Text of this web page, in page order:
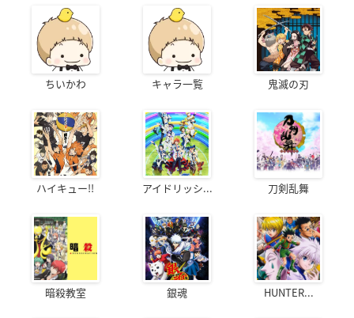
ちいかわ キャラ一覧 鬼滅の刃
ハイキュー!! アイドリッシ... 刀剣乱舞
暗殺教室 銀魂 HUNTER...